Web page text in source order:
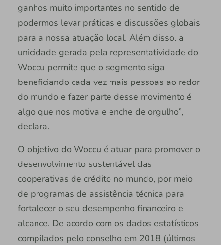
ganhos muito importantes no sentido de
podermos levar práticas e discussões globais
para a nossa atuação local. Além disso, a
unicidade gerada pela representatividade do
Woccu permite que o segmento siga
beneficiando cada vez mais pessoas ao redor
do mundo e fazer parte desse movimento é
algo que nos motiva e enche de orgulho”,
declara.
O objetivo do Woccu é atuar para promover o
desenvolvimento sustentável das
cooperativas de crédito no mundo, por meio
de programas de assistência técnica para
fortalecer o seu desempenho financeiro e
alcance. De acordo com os dados estatísticos
compilados pelo conselho em 2018 (últimos